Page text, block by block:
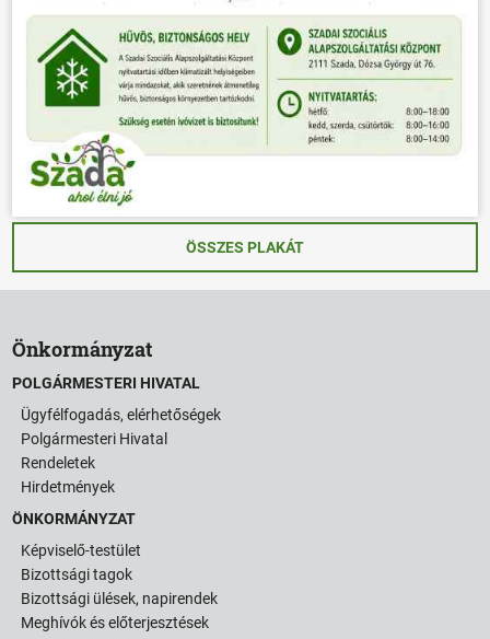
ÖSSZES PLAKÁT
Önkormányzat
POLGÁRMESTERI HIVATAL
Ügyfélfogadás, elérhetőségek
Polgármesteri Hivatal
Rendeletek
Hirdetmények
ÖNKORMÁNYZAT
Képviselő-testület
Bizottsági tagok
Bizottsági ülések, napirendek
Meghívók és előterjesztések